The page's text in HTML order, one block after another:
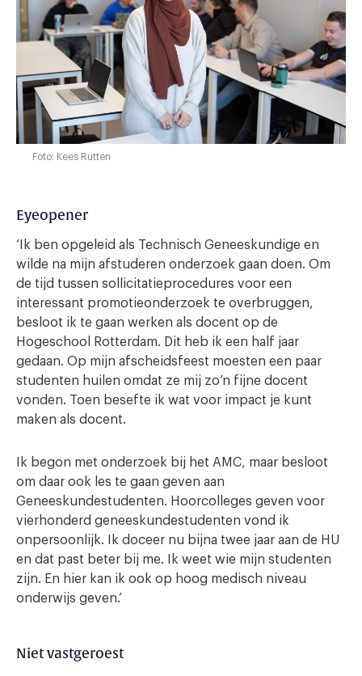
Foto: Kees Rutten
Eyeopener
‘Ik ben opgeleid als Technisch Geneeskundige en
wilde na mijn afstuderen onderzoek gaan doen. Om
de tijd tussen sollicitatieprocedures voor een
interessant promotieonderzoek te overbruggen,
besloot ik te gaan werken als docent op de
Hogeschool Rotterdam. Dit heb ik een half jaar
gedaan. Op mijn afscheidsfeest moesten een paar
studenten huilen omdat ze mij zo’n fijne docent
vonden. Toen besefte ik wat voor impact je kunt
maken als docent.
Ik begon met onderzoek bij het AMC, maar besloot
om daar ook les te gaan geven aan
Geneeskundestudenten. Hoorcolleges geven voor
vierhonderd geneeskundestudenten vond ik
onpersoonlijk. Ik doceer nu bijna twee jaar aan de HU
en dat past beter bij me. Ik weet wie mijn studenten
zijn. En hier kan ik ook op hoog medisch niveau
onderwijs geven.’
Niet vastgeroest